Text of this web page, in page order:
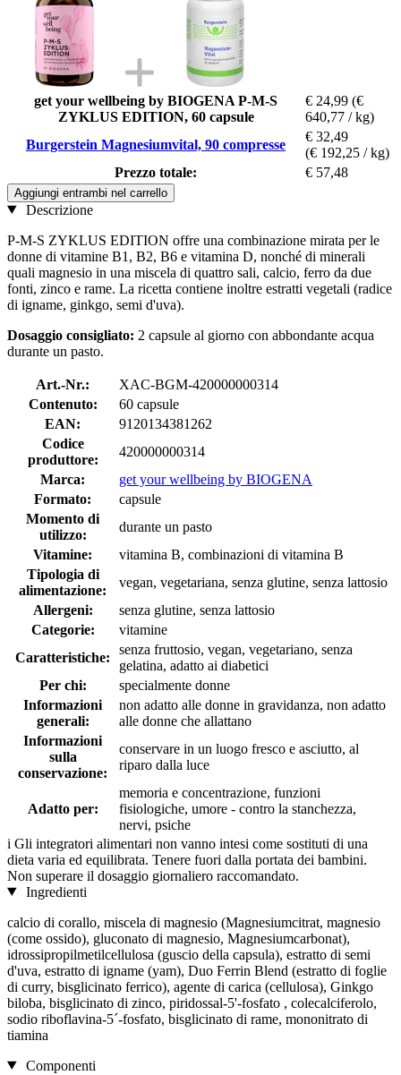
get your wellbeing by BIOGENA P-M-S
ZYKLUS EDITION, 60 capsule
€ 24,99 (€
640,77 / kg)
Burgerstein Magnesiumvital, 90 compresse
€ 32,49
(€ 192,25 / kg)
Prezzo totale:
€ 57,48
Aggiungi entrambi nel carrello
Descrizione
P-M-S ZYKLUS EDITION offre una combinazione mirata per le
donne di vitamine B1, B2, B6 e vitamina D, nonché di minerali
quali magnesio in una miscela di quattro sali, calcio, ferro da due
fonti, zinco e rame. La ricetta contiene inoltre estratti vegetali (radice
di igname, ginkgo, semi d'uva).
Dosaggio consigliato: 2 capsule al giorno con abbondante acqua
durante un pasto.
Art.-Nr.:
XAC-BGM-420000000314
Contenuto:
60 capsule
EAN:
9120134381262
Codice
produttore:
420000000314
Marca:
get your wellbeing by BIOGENA
Formato:
capsule
Momento di
utilizzo:
durante un pasto
Vitamine:
vitamina B, combinazioni di vitamina B
Tipologia di
alimentazione:
vegan, vegetariana, senza glutine, senza lattosio
Allergeni:
senza glutine, senza lattosio
Categorie:
vitamine
Caratteristiche:
senza fruttosio, vegan, vegetariano, senza
gelatina, adatto ai diabetici
Per chi:
specialmente donne
Informazioni
generali:
non adatto alle donne in gravidanza, non adatto
alle donne che allattano
Informazioni
sulla
conservazione:
conservare in un luogo fresco e asciutto, al
riparo dalla luce
Adatto per:
memoria e concentrazione, funzioni
fisiologiche, umore - contro la stanchezza,
nervi, psiche
i Gli integratori alimentari non vanno intesi come sostituti di una
dieta varia ed equilibrata. Tenere fuori dalla portata dei bambini.
Non superare il dosaggio giornaliero raccomandato.
Ingredienti
calcio di corallo, miscela di magnesio (Magnesiumcitrat, magnesio
(come ossido), gluconato di magnesio, Magnesiumcarbonat),
idrossipropilmetilcellulosa (guscio della capsula), estratto di semi
d'uva, estratto di igname (yam), Duo Ferrin Blend (estratto di foglie
di curry, bisglicinato ferrico), agente di carica (cellulosa), Ginkgo
biloba, bisglicinato di zinco, piridossal-5'-fosfato , colecalciferolo,
sodio riboflavina-5´-fosfato, bisglicinato di rame, mononitrato di
tiamina
Componenti